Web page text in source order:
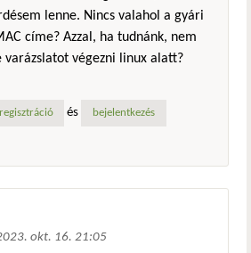
lenne. Nincs valahol a gyári
címe? Azzal, ha tudnánk, nem
varázslatot végezni linux alatt?
regisztráció és bejelentkezés
okt. 16. 21:05